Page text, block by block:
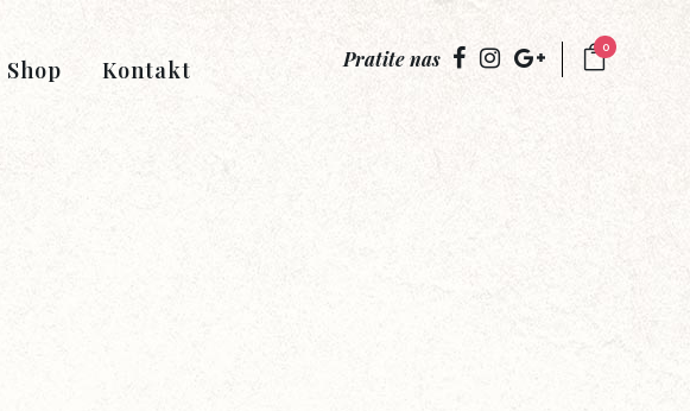
Pratite nas 0
Shop Kontakt